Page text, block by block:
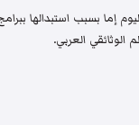
إما بسبب استبدالها
الوثائقي العربي.